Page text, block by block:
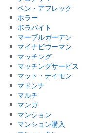
ベン・アフレック
ホラー
ボラバイト
マーブルガーデン
マイナビウーマン
マッチング
マッチングサービス
マット・デイモン
マドンナ
マルチ
マンガ
マンション
マンション購入